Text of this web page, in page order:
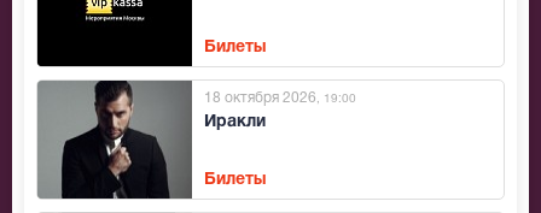
Билеты
Иракли
18 октября 2026 , 19:00
Билеты